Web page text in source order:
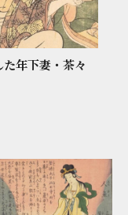
年下妻・茶々